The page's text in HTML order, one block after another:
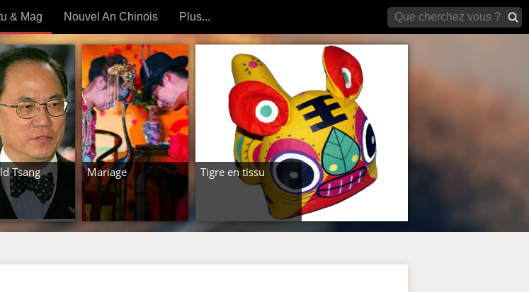
& Mag
intemporels
Nouvel An Chinois Plus...
Forum (archives)
Tsang Mariage Tigre en tissu